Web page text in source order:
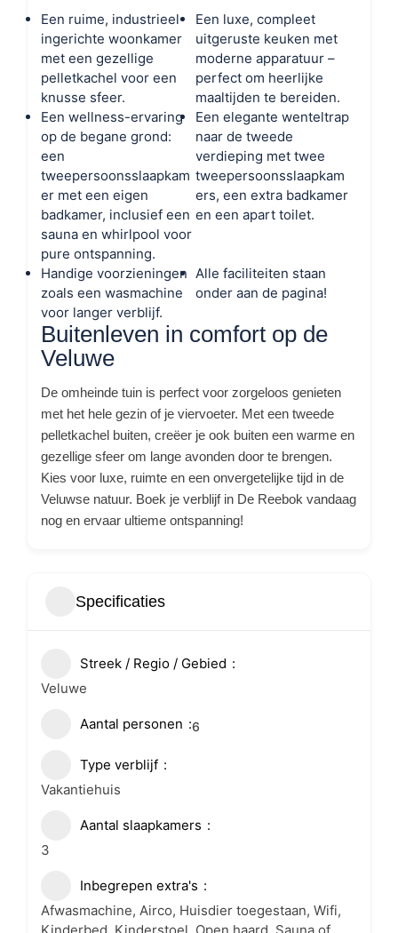
Een ruime, industrieel
ingerichte woonkamer
met een gezellige
pelletkachel voor een
knusse sfeer.
Een luxe, compleet
uitgeruste keuken met
moderne apparatuur –
perfect om heerlijke
maaltijden te bereiden.
Een wellness-ervaring
op de begane grond:
een
tweepersoonsslaapkam
er met een eigen
badkamer, inclusief een
sauna en whirlpool voor
pure ontspanning.
Een elegante wenteltrap
naar de tweede
verdieping met twee
tweepersoonsslaapkam
ers, een extra badkamer
en een apart toilet.
Handige voorzieningen
zoals een wasmachine
voor langer verblijf.
Alle faciliteiten staan
onder aan de pagina!
Buitenleven in comfort op de
Veluwe
De omheinde tuin is perfect voor zorgeloos genieten
met het hele gezin of je viervoeter. Met een tweede
pelletkachel buiten, creëer je ook buiten een warme en
gezellige sfeer om lange avonden door te brengen.
Kies voor luxe, ruimte en een onvergetelijke tijd in de
Veluwse natuur. Boek je verblijf in De Reebok vandaag
nog en ervaar ultieme ontspanning!
Specificaties
Streek / Regio / Gebied
Veluwe
Aantal personen 6
Type verblijf
Vakantiehuis
Aantal slaapkamers
3
Inbegrepen extra's
Afwasmachine, Airco, Huisdier toegestaan, Wifi,